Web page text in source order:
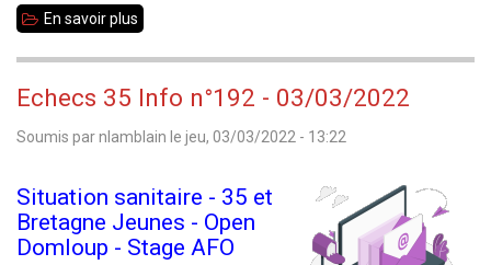
En savoir plus
-
COLLEGES
Echecs 35 Info n°192 - 03/03/2022
Soumis parnlamblain le jeu, 03/03/2022 - 13:22
Situation sanitaire - 35 et
Bretagne Jeunes - Open
Domloup - Stage AFO